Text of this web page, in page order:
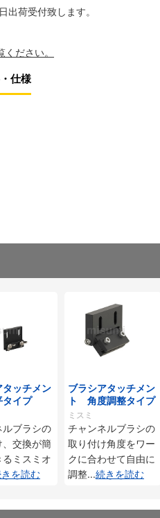
出荷受付致します。
ください。
仕様
タッチメン
イプ
ルブラシの
交換が簡
ミスミオ
を読む
ブラシアタッチメン
ト 角度調整タイプ
ミスミ
チャンネルブラシの
取り付け角度をワー
クに合わせて自由に
調整...続きを読む